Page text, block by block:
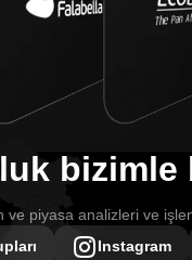
bizimle
ve piyasa analizleri ve
Instagram